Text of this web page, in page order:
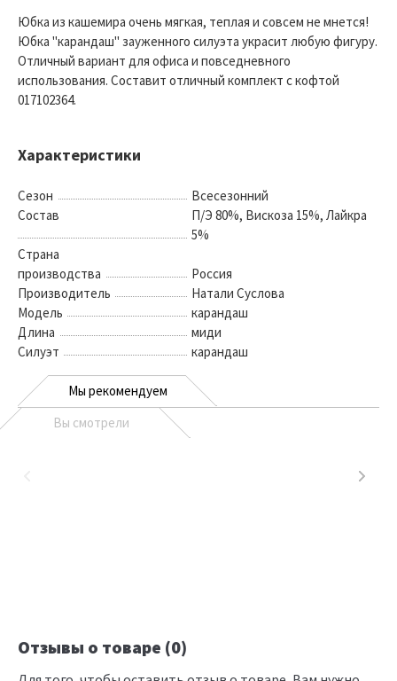
Юбка из кашемира очень мягкая, теплая и совсем не мнется!
Юбка "карандаш" зауженного силуэта украсит любую фигуру.
Отличный вариант для офиса и повседневного
использования. Составит отличный комплект с кофтой
017102364.
Характеристики
Сезон
Всесезонний
Состав
П/Э 80%, Вискоза 15%, Лайкра
5%
Страна
производства
Россия
Производитель
Натали Суслова
Модель
карандаш
Длина
миди
Силуэт
карандаш
Мы рекомендуем
Вы смотрели
Отзывы о товаре (0)